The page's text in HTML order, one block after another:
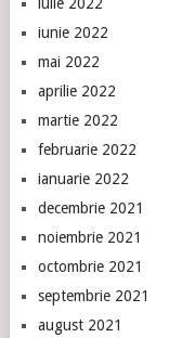
iulie 2022
iunie 2022
mai 2022
aprilie 2022
martie 2022
februarie 2022
ianuarie 2022
decembrie 2021
noiembrie 2021
octombrie 2021
septembrie 2021
august 2021